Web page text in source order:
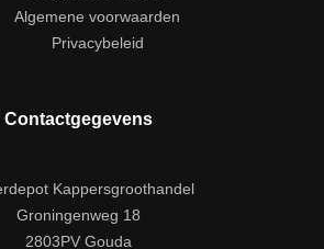
Algemene voorwaarden
Privacybeleid
Contactgegevens
Kappersgroothandel
Groningenweg 18
2803PV Gouda